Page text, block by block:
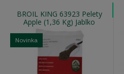
BROIL KING 63923 Pelety
Apple (1,36 Kg) Jablko
Novinka